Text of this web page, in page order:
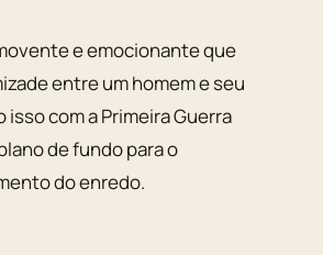
e emocionante que
entre um homem e seu
isso com a Primeira Guerra
de fundo para o
do enredo.